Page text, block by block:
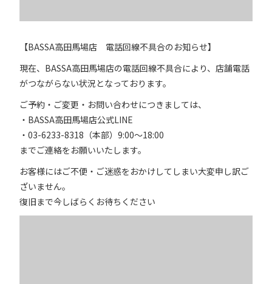
【BASSA高田馬場店 電話回線不具合のお知らせ】
現在、BASSA高田馬場店の電話回線不具合により、店舗電話
がつながらない状況となっております。
ご予約・ご変更・お問い合わせにつきましては、
・BASSA高田馬場店公式LINE
・03-6233-8318（本部）9:00～18:00
までご連絡をお願いいたします。
お客様にはご不便・ご迷惑をおかけしてしまい大変申し訳ご
ざいません。
復旧まで今しばらくお待ちください